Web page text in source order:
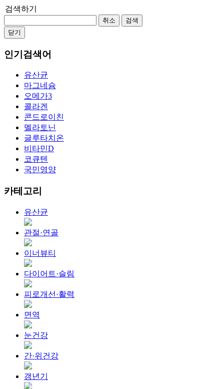
검색하기
취소
검색
닫기
인기검색어
유산균
마그네슘
오메가3
콜라겐
콘드로이친
멜라토닌
글루타치온
비타민D
코큐텐
국민영양
카테고리
유산균
관절·연골
이너뷰티
다이어트·슬림
피로개선·활력
면역
눈건강
간·위건강
갱년기